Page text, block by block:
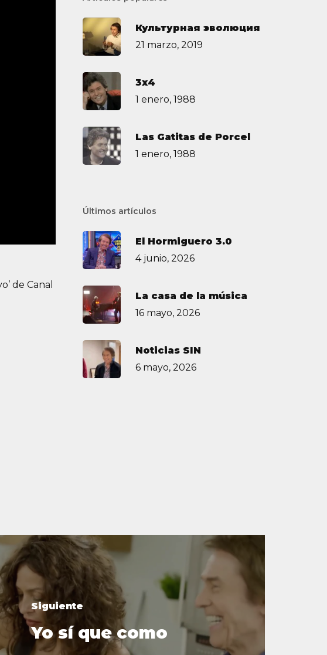
de Canal
Культурная эволюция
21 marzo, 2019
3х4
1 enero, 1988
Las Gatitas de Porcel
1 enero, 1988
Últimos artículos
El Hormiguero 3.0
4 junio, 2026
La casa de la música
16 mayo, 2026
Noticias SIN
6 mayo, 2026
Siguiente
Yo sí que como